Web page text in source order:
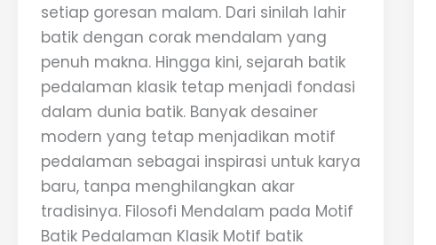
setiap goresan malam. Dari sinilah lahir
batik dengan corak mendalam yang
penuh makna. Hingga kini, sejarah batik
pedalaman klasik tetap menjadi fondasi
dalam dunia batik. Banyak desainer
modern yang tetap menjadikan motif
pedalaman sebagai inspirasi untuk karya
baru, tanpa menghilangkan akar
tradisinya. Filosofi Mendalam pada Motif
Batik Pedalaman Klasik Motif batik